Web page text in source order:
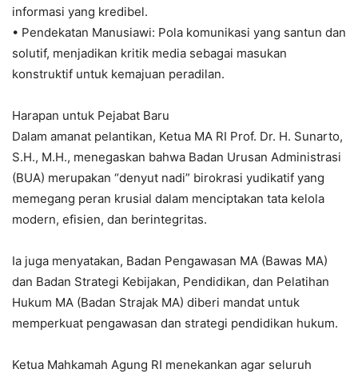
informasi yang kredibel.
• Pendekatan Manusiawi: Pola komunikasi yang santun dan
solutif, menjadikan kritik media sebagai masukan
konstruktif untuk kemajuan peradilan.
Harapan untuk Pejabat Baru
Dalam amanat pelantikan, Ketua MA RI Prof. Dr. H. Sunarto,
S.H., M.H., menegaskan bahwa Badan Urusan Administrasi
(BUA) merupakan “denyut nadi” birokrasi yudikatif yang
memegang peran krusial dalam menciptakan tata kelola
modern, efisien, dan berintegritas.
Ia juga menyatakan, Badan Pengawasan MA (Bawas MA)
dan Badan Strategi Kebijakan, Pendidikan, dan Pelatihan
Hukum MA (Badan Strajak MA) diberi mandat untuk
memperkuat pengawasan dan strategi pendidikan hukum.
Ketua Mahkamah Agung RI menekankan agar seluruh